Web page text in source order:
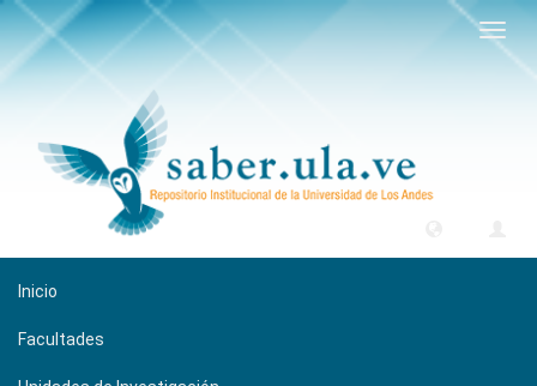
Inicio
Facultades